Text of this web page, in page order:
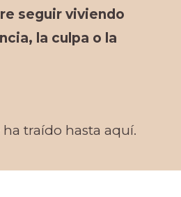
seguir viviendo
la culpa o la
traído hasta aquí.